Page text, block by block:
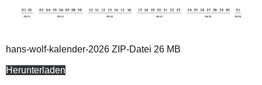
hans-wolf-kalender-2026 ZIP-Datei 26 MB
Herunterladen